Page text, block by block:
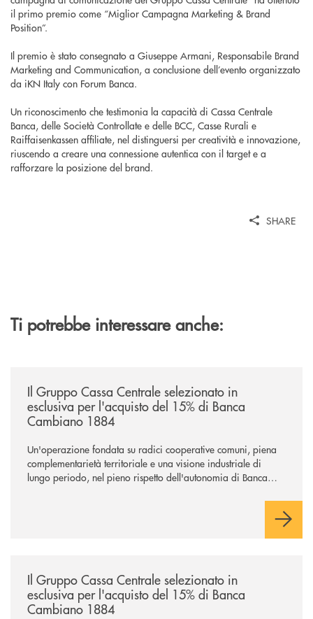
il primo premio come “Miglior Campagna Marketing & Brand
Position”.
Il premio è stato consegnato a Giuseppe Armani, Responsabile Brand
Marketing and Communication, a conclusione dell’evento organizzato
da iKN Italy con Forum Banca.
Un riconoscimento che testimonia la capacità di Cassa Centrale
Banca, delle Società Controllate e delle BCC, Casse Rurali e
Raiffaisenkassen affiliate, nel distinguersi per creatività e innovazione,
riuscendo a creare una connessione autentica con il target e a
rafforzare la posizione del brand.
SHARE
Ti potrebbe interessare anche:
Il Gruppo Cassa Centrale selezionato in
esclusiva per l'acquisto del 15% di Banca
Cambiano 1884
Un'operazione fondata su radici cooperative comuni, piena
complementarietà territoriale e una visione industriale di
lungo periodo, nel pieno rispetto dell'autonomia di Banca
negoziazione esclusiva per la finalizzazione dell’operazione.
Il Gruppo Cassa Centrale selezionato in
esclusiva per l'acquisto del 15% di Banca
Cambiano 1884